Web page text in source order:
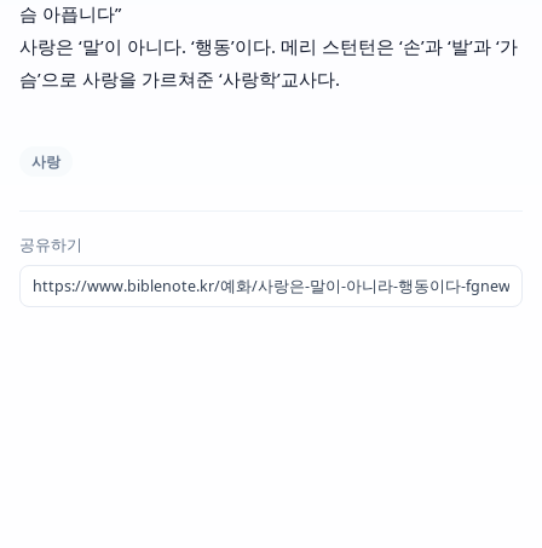
슴 아픕니다”
사랑은 ‘말’이 아니다. ‘행동’이다. 메리 스턴턴은 ‘손’과 ‘발’과 ‘가
슴’으로 사랑을 가르쳐준 ‘사랑학’교사다.
사랑
공유하기